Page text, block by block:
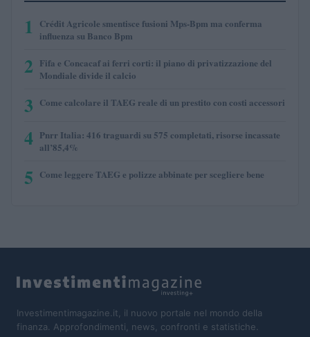
1
Crédit Agricole smentisce fusioni Mps-Bpm ma conferma
influenza su Banco Bpm
2 Fifa e Concacaf ai ferri corti: il piano di privatizzazione del
Mondiale divide il calcio
3 Come calcolare il TAEG reale di un prestito con costi accessori
4 Pnrr Italia: 416 traguardi su 575 completati, risorse incassate
all’85,4%
5 Come leggere TAEG e polizze abbinate per scegliere bene
Investimentimagazine.it, il nuovo portale nel mondo della
finanza. Approfondimenti, news, confronti e statistiche.